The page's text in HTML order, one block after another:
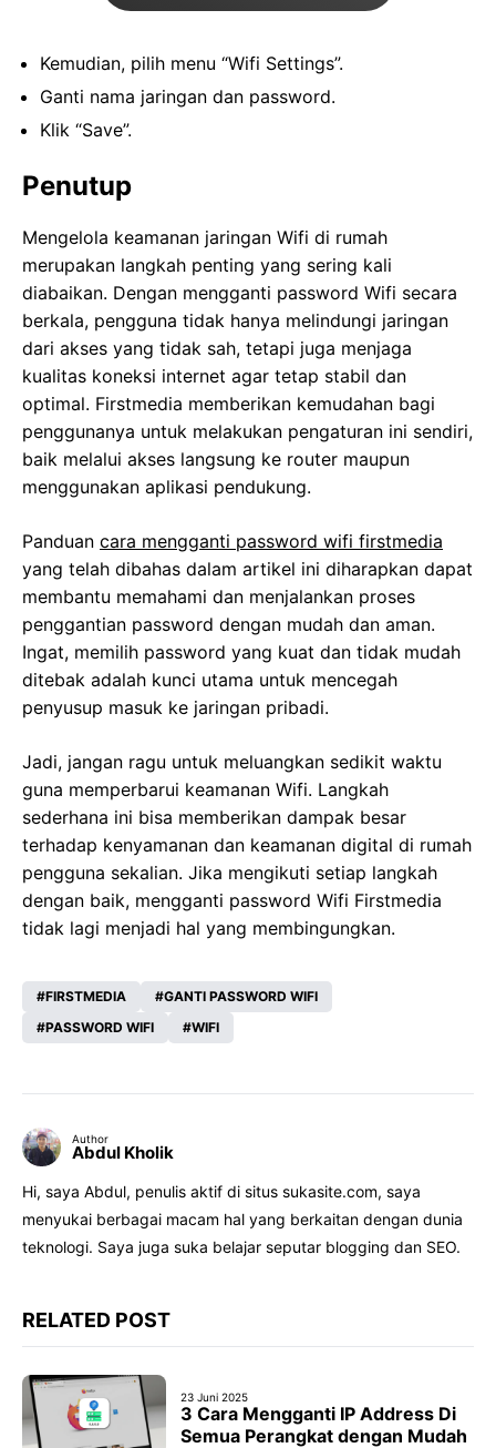
Kemudian, pilih menu “Wifi Settings”.
Ganti nama jaringan dan password.
Klik “Save”.
Penutup
Mengelola keamanan jaringan Wifi di rumah
merupakan langkah penting yang sering kali
diabaikan. Dengan mengganti password Wifi secara
berkala, pengguna tidak hanya melindungi jaringan
dari akses yang tidak sah, tetapi juga menjaga
kualitas koneksi internet agar tetap stabil dan
optimal. Firstmedia memberikan kemudahan bagi
penggunanya untuk melakukan pengaturan ini sendiri,
baik melalui akses langsung ke router maupun
menggunakan aplikasi pendukung.
Panduan cara mengganti password wifi firstmedia
yang telah dibahas dalam artikel ini diharapkan dapat
membantu memahami dan menjalankan proses
penggantian password dengan mudah dan aman.
Ingat, memilih password yang kuat dan tidak mudah
ditebak adalah kunci utama untuk mencegah
penyusup masuk ke jaringan pribadi.
Jadi, jangan ragu untuk meluangkan sedikit waktu
guna memperbarui keamanan Wifi. Langkah
sederhana ini bisa memberikan dampak besar
terhadap kenyamanan dan keamanan digital di rumah
pengguna sekalian. Jika mengikuti setiap langkah
dengan baik, mengganti password Wifi Firstmedia
tidak lagi menjadi hal yang membingungkan.
FIRSTMEDIA
GANTI PASSWORD WIFI
PASSWORD WIFI
WIFI
Author
Abdul Kholik
Hi, saya Abdul, penulis aktif di situs sukasite.com, saya
menyukai berbagai macam hal yang berkaitan dengan dunia
teknologi. Saya juga suka belajar seputar blogging dan SEO.
RELATED POST
23 Juni 2025
3 Cara Mengganti IP Address Di
Semua Perangkat dengan Mudah